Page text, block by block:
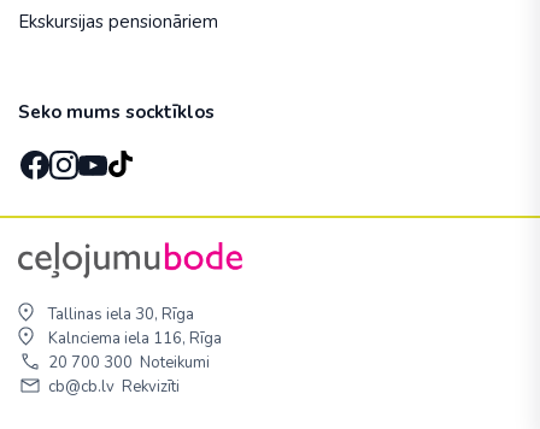
Ekskursijas pensionāriem
Seko mums socktīklos
Tallinas iela 30, Rīga
Kalnciema iela 116, Rīga
20 700 300 Noteikumi
cb@cb.lv Rekvizīti